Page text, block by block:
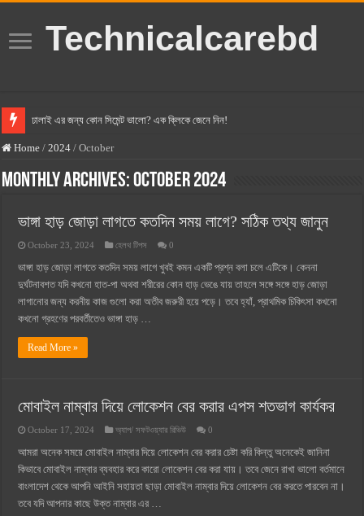
Technicalcarebd
ঢালাই এর জন্য কোন সিমেন্ট ভালো? এক ক্লিকে জেনে নিন!
বসুন্ধরা সিমেন্ট এর দাম ২০২৫
স্ক্যান সিমেন্ট এর দাম ২০২৫
সুপারক্রিট সিমেন্ট দাম ২০২৫
জুডিশিয়াল ম্যাজিস্ট্রেট কি? জুডিশিয়াল ম্যাজিস্ট্রেট এর সুযোগ সুবিধা
ওয়ালটন মোবাইল কিস্তিতে কেনার নিয়ম ২০২৫
ওয়ালটন টিভি কিস্তিতে কেনার নিয়ম ২০২৫
গ্রামে লাভজনক ব্যবসা ২০২৫ ও গ্রামের বাজারে ব্যবসার আইডিয়া
জেনে নিন, বর্তমানে মোবাইল ঘড়ি দাম কত ২০২৫
Home / 2024 / October
Monthly Archives:October 2024
ভাঙ্গা হাড় জোড়া লাগতে কতদিন সময় লাগে? সঠিক তথ্য জানুন
October 23, 2024 হেলথ টিপস 0
ভাঙ্গা হাড় জোড়া লাগতে কতদিন সময় লাগে খুবই কমন একটি প্রশ্ন বলা চলে এটিকে। কেননা
দুর্ঘটনাবশত যদি কখনো হাত-পা অথবা শরীরের কোন হাড় ভেঙে যায় তাহলে সঙ্গে সঙ্গে হাড় জোড়া
লাগানোর জন্য করনীয় কাজ গুলো করা অতীব জরুরী হয়ে পড়ে। তবে হ্যাঁ, প্রাথমিক চিকিৎসা কখনো
কখনো গ্রহণের পরবর্তীতেও ভাঙ্গা হাড় …
Read More »
মোবাইল নাম্বার দিয়ে লোকেশন বের করার এপস শতভাগ কার্যকর
October 17, 2024 অ্যাপ/ সফটওয়্যার রিভিউ 0
আমরা অনেক সময়ে মোবাইল নাম্বার দিয়ে লোকেশন বের করার চেষ্টা করি কিন্তু অনেকেই জানিনা
কিভাবে মোবাইল নাম্বার ব্যবহার করে কারো লোকেশন বের করা যায়। তবে জেনে রাখা ভালো বর্তমানে
বাংলাদেশ থেকে আপনি আইনি সহায়তা ছাড়া মোবাইল নাম্বার দিয়ে লোকেশন বের করতে পারবেন না।
তবে যদি আপনার কাছে উক্ত নাম্বার এর …